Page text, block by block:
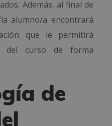
Además, al final de
alumno/a encontrará
que le permitirá
del curso de forma
de